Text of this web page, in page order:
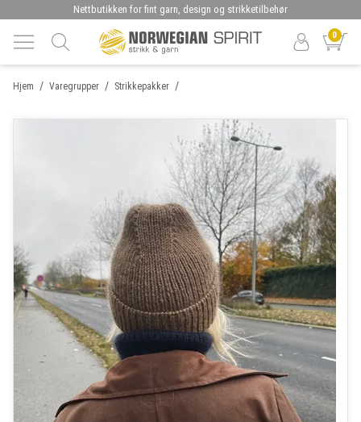
Nettbutikken for fint garn, design og strikketilbehør
0
/
Hjem /
Varegrupper /
Strikkepakker